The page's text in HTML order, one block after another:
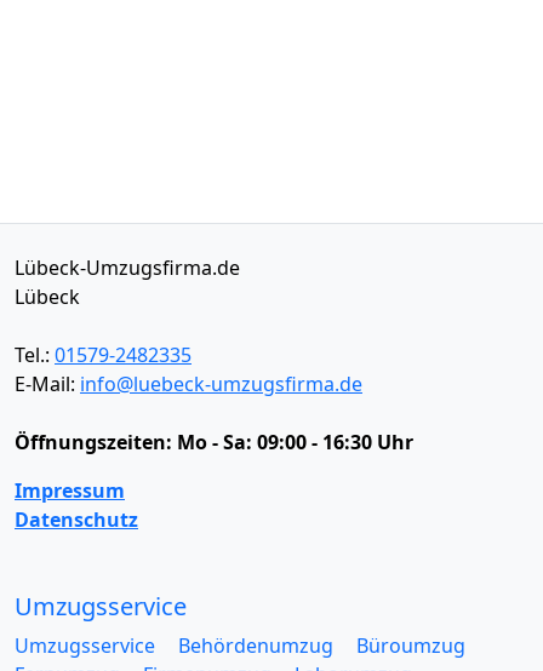
Lübeck-Umzugsfirma.de
Lübeck
Tel.: 01579-2482335
E-Mail: info@luebeck-umzugsfirma.de
Öffnungszeiten: Mo - Sa: 09:00 - 16:30 Uhr
Impressum
Datenschutz
Umzugsservice
Umzugsservice Behördenumzug
Büroumzug